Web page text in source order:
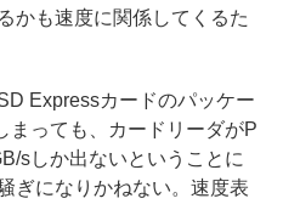
かも速度に関係してくるた
Expressカードのパッケー
まっても、カードリーダがP
sしか出ないということに
ぎになりかねない。速度表